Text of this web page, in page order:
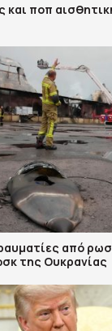
ποπ
από
της Ουκρανίας